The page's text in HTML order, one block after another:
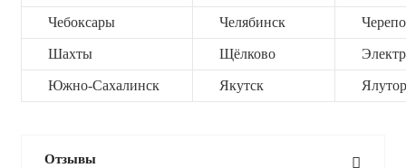
Чебоксары Челябинск
Шахты Щёлково
Южно-Сахалинск Якутск
Отзывы